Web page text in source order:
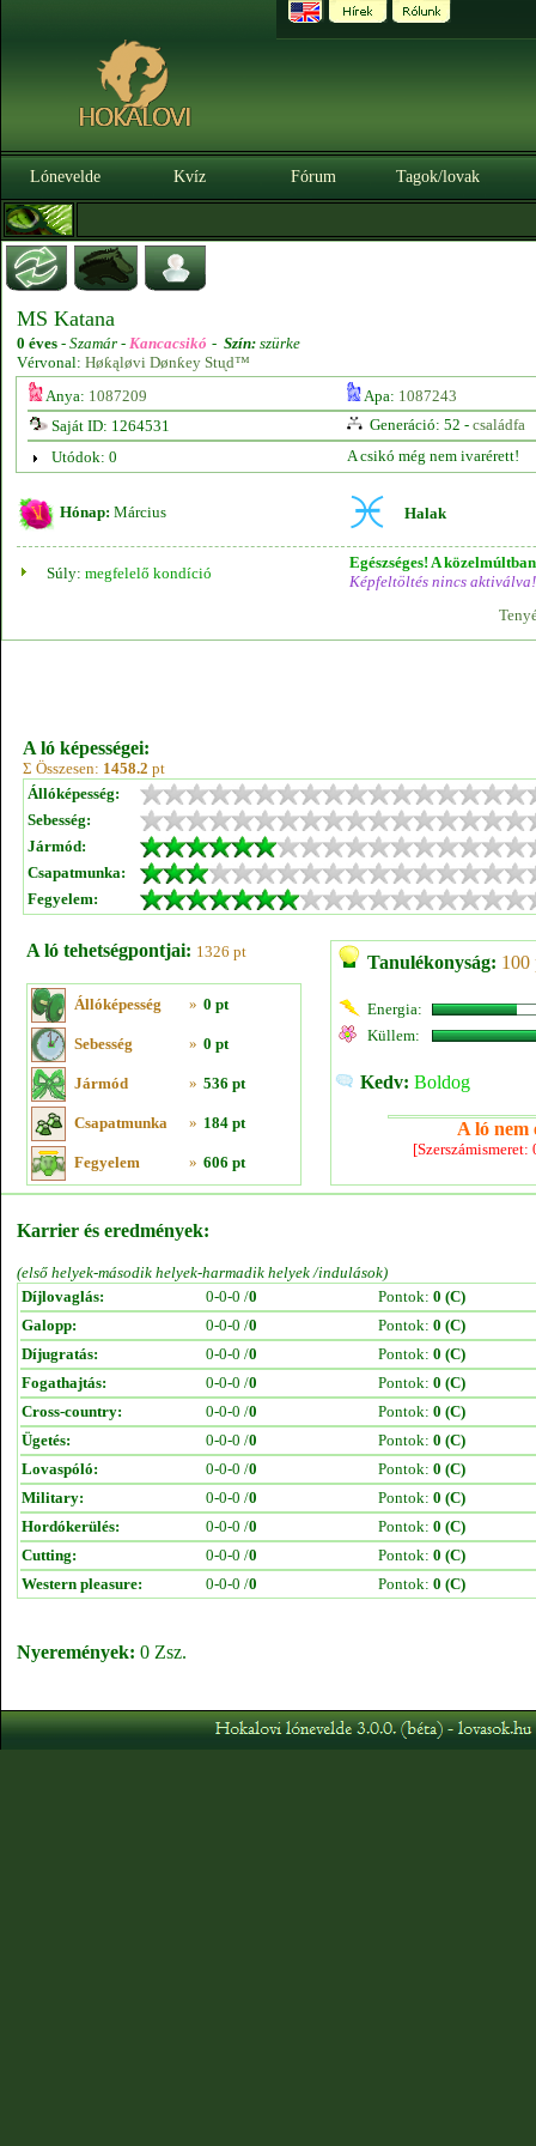
Lónevelde Kvíz Fórum Tagok/lovak
MS Katana
0 éves - Szamár - Kancacsikó - Szín: szürke
Vérvonal: Høƙąløvi Dønƙey Stᶙd™
Anya: 1087209 Apa: 1087243
Saját ID: 1264531
Generáció: 52 - családfa
Utódok: 0
A csikó még nem ivarérett!
Hónap: Március Halak
Súly: megfelelő kondíció
Egészséges! A
Képfeltöltés nincs aktiválva!
A ló képességei:
Σ Összesen: 1458.2 pt
Állóképesség:
Sebesség:
Jármód:
Csapatmunka:
Fegyelem:
A ló tehetségpontjai: 1326 pt
Állóképesség » 0 pt
Sebesség » 0 pt
Jármód » 536 pt
Csapatmunka » 184 pt
Fegyelem » 606 pt
Tanulékonyság: 100
Energia:
Küllem:
Kedv: Boldog
A ló nem
Karrier és eredmények:
(első helyek-második helyek-harmadik helyek /indulások)
Díjlovaglás:
0-0-0 /0 Pontok: 0 (C)
Galopp:
0-0-0 /0 Pontok: 0 (C)
Díjugratás:
0-0-0 /0 Pontok: 0 (C)
Fogathajtás:
0-0-0 /0 Pontok: 0 (C)
Cross-country:
0-0-0 /0 Pontok: 0 (C)
Ügetés:
0-0-0 /0 Pontok: 0 (C)
Lovaspóló:
0-0-0 /0 Pontok: 0 (C)
Military:
0-0-0 /0 Pontok: 0 (C)
Hordókerülés:
0-0-0 /0 Pontok: 0 (C)
Cutting:
0-0-0 /0 Pontok: 0 (C)
Western pleasure:
0-0-0 /0 Pontok: 0 (C)
Nyeremények: 0 Zsz.